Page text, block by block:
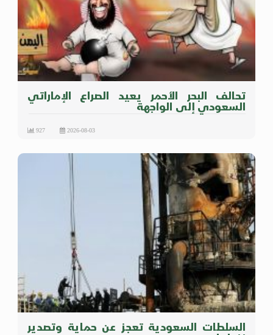
تحالف البحر الأحمر يعيد الصراع الإماراتي
السعودي إلى الواجهة
2026-08-03
927
السلطات السعودية تعجز عن حماية وتصدير